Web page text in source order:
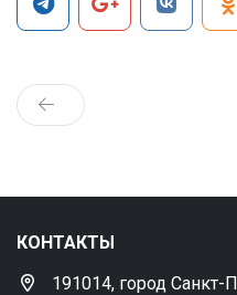
КОНТАКТЫ
191014, город Санкт-